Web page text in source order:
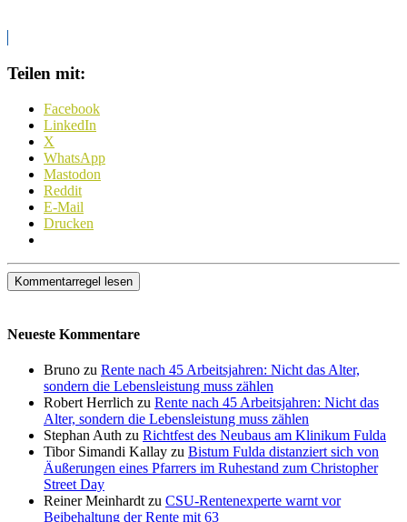
Teilen mit:
Facebook
LinkedIn
X
WhatsApp
Mastodon
Reddit
E-Mail
Drucken
Kommentarregel lesen
Neueste Kommentare
Bruno zu Rente nach 45 Arbeitsjahren: Nicht das Alter,
sondern die Lebensleistung muss zählen
Robert Herrlich zu Rente nach 45 Arbeitsjahren: Nicht das
Alter, sondern die Lebensleistung muss zählen
Stephan Auth zu Richtfest des Neubaus am Klinikum Fulda
Tibor Simandi Kallay zu Bistum Fulda distanziert sich von
Äußerungen eines Pfarrers im Ruhestand zum Christopher
Street Day
Reiner Meinhardt zu CSU-Rentenexperte warnt vor
Beibehaltung der Rente mit 63